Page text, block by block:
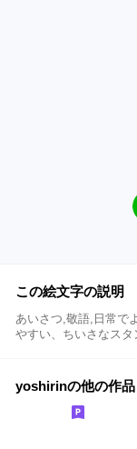
この絵文字の説明
あいさつ,敬語,日常で
やすい、ちいさなスタ
yoshirinの他の作品